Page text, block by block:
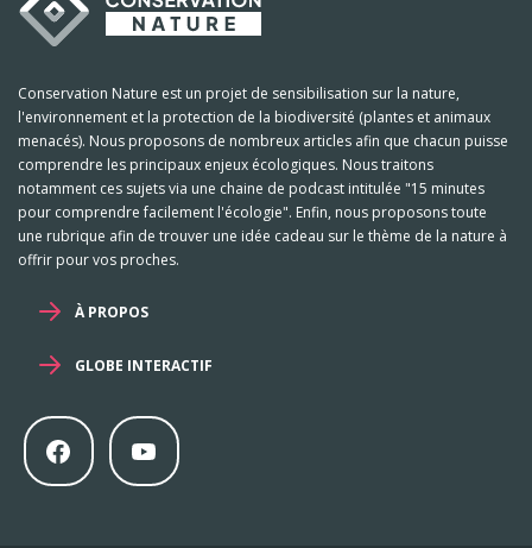
Conservation Nature est un projet de sensibilisation sur la nature,
l'environnement et la protection de la biodiversité (plantes et animaux
menacés). Nous proposons de nombreux articles afin que chacun puisse
comprendre les principaux enjeux écologiques. Nous traitons
notamment ces sujets via une chaine de podcast intitulée "15 minutes
pour comprendre facilement l'écologie". Enfin, nous proposons toute
une rubrique afin de trouver une idée cadeau sur le thème de la nature à
offrir pour vos proches.
À PROPOS
GLOBE INTERACTIF